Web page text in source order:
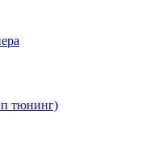
тюнинг)